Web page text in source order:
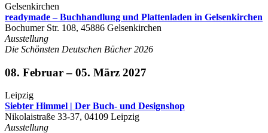
Gelsenkirchen
readymade – Buchhandlung und Plattenladen in Gelsenkirchen
Bochumer Str. 108, 45886 Gelsenkirchen
Ausstellung
Die Schönsten Deutschen Bücher 2026
08. Februar – 05. März 2027
Leipzig
Siebter Himmel | Der Buch- und Designshop
Nikolaistraße 33-37, 04109 Leipzig
Ausstellung